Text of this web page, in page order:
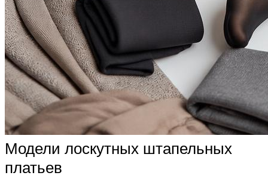
Модели лоскутных штапельных
платьев